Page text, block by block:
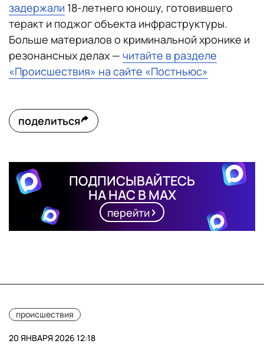
задержали 18-летнего юношу, готовившего
теракт и поджог объекта инфраструктуры.
Больше материалов о криминальной хронике и
резонансных делах — читайте в разделе
«Происшествия» на сайте «Постньюс»
поделиться
ПОДПИСЫВАЙТЕСЬ
НА НАС В MAX
перейти
происшествия
20 ЯНВАРЯ 2026 12:18